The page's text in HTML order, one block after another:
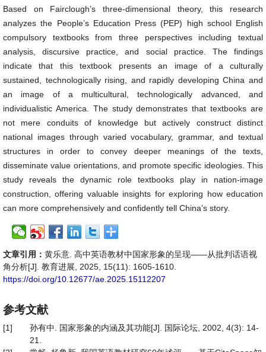
Based on Fairclough’s three-dimensional theory, this research
analyzes the People’s Education Press (PEP) high school English
compulsory textbooks from three perspectives including textual
analysis, discursive practice, and social practice. The findings
indicate that this textbook presents an image of a culturally
sustained, technologically rising, and rapidly developing China and
an image of a multicultural, technologically advanced, and
individualistic America. The study demonstrates that textbooks are
not mere conduits of knowledge but actively construct distinct
national images through varied vocabulary, grammar, and textual
structures in order to convey deeper meanings of the texts,
disseminate value orientations, and promote specific ideologies. This
study reveals the dynamic role textbooks play in nation-image
construction, offering valuable insights for exploring how education
can more comprehensively and confidently tell China’s story.
文章引用： 黄乐意. 高中英语教材中国家形象的呈现——从批判话语视
角分析[J]. 教育进展, 2025, 15(11): 1605-1610.
https://doi.org/10.12677/ae.2025.15112207
参考文献
[1]
孙有中. 国家形象的内涵及其功能[J]. 国际论坛, 2002, 4(3): 14-
21.